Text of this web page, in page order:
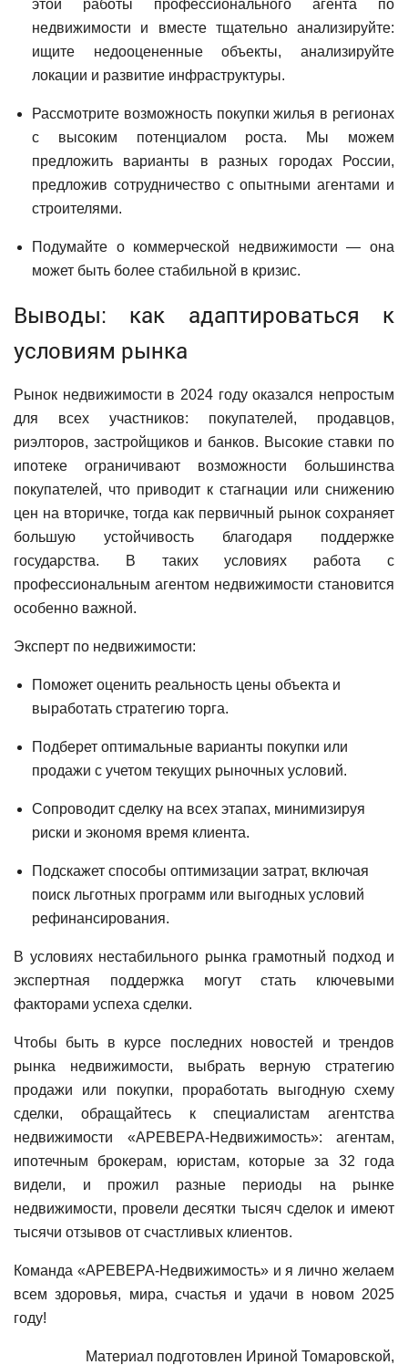
этой работы профессионального агента по
недвижимости и вместе тщательно анализируйте:
ищите недооцененные объекты, анализируйте
локации и развитие инфраструктуры.
Рассмотрите возможность покупки жилья в регионах
с высоким потенциалом роста. Мы можем
предложить варианты в разных городах России,
предложив сотрудничество с опытными агентами и
строителями.
Подумайте о коммерческой недвижимости — она
может быть более стабильной в кризис.
Выводы: как адаптироваться к
условиям рынка
Рынок недвижимости в 2024 году оказался непростым
для всех участников: покупателей, продавцов,
риэлторов, застройщиков и банков. Высокие ставки по
ипотеке ограничивают возможности большинства
покупателей, что приводит к стагнации или снижению
цен на вторичке, тогда как первичный рынок сохраняет
большую устойчивость благодаря поддержке
государства. В таких условиях работа с
профессиональным агентом недвижимости становится
особенно важной.
Эксперт по недвижимости:
Поможет оценить реальность цены объекта и
выработать стратегию торга.
Подберет оптимальные варианты покупки или
продажи с учетом текущих рыночных условий.
Сопроводит сделку на всех этапах, минимизируя
риски и экономя время клиента.
Подскажет способы оптимизации затрат, включая
поиск льготных программ или выгодных условий
рефинансирования.
В условиях нестабильного рынка грамотный подход и
экспертная поддержка могут стать ключевыми
факторами успеха сделки.
Чтобы быть в курсе последних новостей и трендов
рынка недвижимости, выбрать верную стратегию
продажи или покупки, проработать выгодную схему
сделки, обращайтесь к специалистам агентства
недвижимости «АРЕВЕРА-Недвижимость»: агентам,
ипотечным брокерам, юристам, которые за 32 года
видели, и прожил разные периоды на рынке
недвижимости, провели десятки тысяч сделок и имеют
тысячи отзывов от счастливых клиентов.
Команда «АРЕВЕРА-Недвижимость» и я лично желаем
всем здоровья, мира, счастья и удачи в новом 2025
году!
Материал подготовлен Ириной Томаровской,